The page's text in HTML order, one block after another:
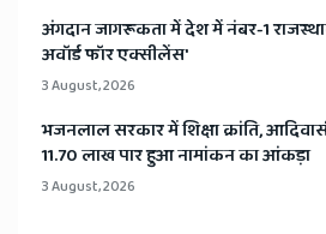
अंगदान जागरूकता में देश में नंबर-1
अवॉर्ड फॉर एक्सीलेंस'
3 August, 2026
भजनलाल सरकार में शिक्षा क्रांति,
11.70 लाख पार हुआ नामांकन का आंकड़ा
3 August, 2026